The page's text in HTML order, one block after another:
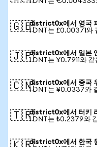
🇬🇧district0x에서 영국
1 DNT는 £0.00371와
🇯🇵district0x에서 일본
1 DNT는 ¥0.7911와 같
🇨🇳district0x에서 중국
1 DNT는 ¥0.0337와
🇹🇷district0x에서 터키
1 DNT는 ₺0.2379와
district0x에서 한국